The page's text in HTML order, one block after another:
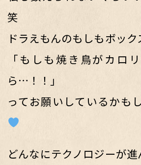
笑
ドラえもんのもしもボック
「もしも焼き鳥がカロ
ら…！！」
ってお願いしているかも
どんなにテクノロジーが